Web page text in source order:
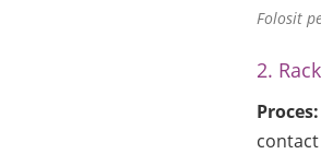
Folosit
2.
Proces: